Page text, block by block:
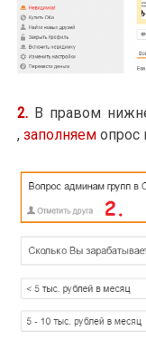
2. В правом
,заполняем опрос